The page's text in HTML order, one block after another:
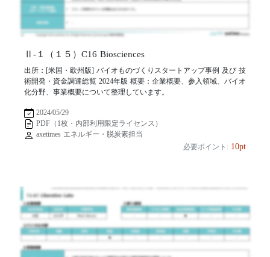
Ⅱ-１（１５）C16 Biosciences
出所：[米国・欧州版] バイオものづくりスタートアップ事例 及び 技
術開発・資金調達総覧 2024年版 概要：企業概要、参入領域、バイオ
化分野、事業概要について整理しています。
2024/05/29
PDF（1枚・内部利用限定ライセンス）
axetimes エネルギー・脱炭素担当
必要ポイント: 10pt